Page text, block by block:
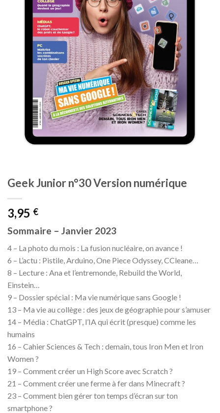
Geek Junior n°30 Version numérique
3,95 €
Sommaire – Janvier 2023
4 – La photo du mois : La fusion nucléaire, on avance !
6 – L’actu : Pistile, Arduino, One Piece Odyssey, CCleane…
8 – Lecture : Ana et l’entremonde, Rebuild the World,
Einstein…
9 – Dossier spécial : Ma vie numérique sans Google !
13 – Ma vie au collège : des jeux de géographie pour s’amuser
14 – Média : ChatGPT, l’IA qui écrit (presque) comme les
humains
16 – Cahier Sciences & Tech : demain, tous Iron Men et Iron
Women ?
19 – Comment créer un High Score avec Scratch ?
21 – Comment créer une ferme à fer dans Minecraft ?
23 – Comment bien gérer ton temps d’écran sur ton
smartphone ?